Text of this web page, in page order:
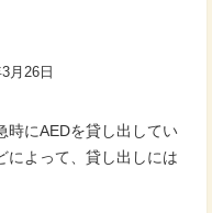
月26日
時にAEDを貸し出してい
によって、貸し出しには